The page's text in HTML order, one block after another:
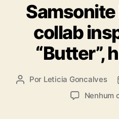
t
e
g
o
r
i
Samsonite
collab
“Butter”,
A Por Leticia Goncalves
Nenhum